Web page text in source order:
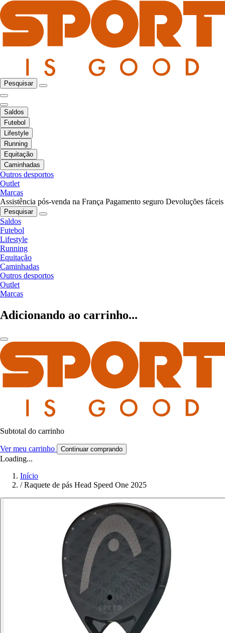
Pesquisar
Saldos
Futebol
Lifestyle
Running
Equitação
Caminhadas
Outros desportos
Outlet
Marcas
Assistência pós-venda na França Pagamento seguro Devoluções fáceis
Pesquisar
Saldos
Futebol
Lifestyle
Running
Equitação
Caminhadas
Outros desportos
Outlet
Marcas
Adicionando ao carrinho...
Subtotal do carrinho
Ver meu carrinho Continuar comprando
Loading...
Início
/ Raquete de pás Head Speed One 2025